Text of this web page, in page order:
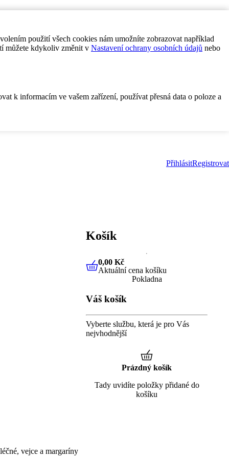
použití všech cookies nám umožníte zobrazovat například
můžete kdykoliv změnit v Nastavení ochrany osobních údajů nebo
k informacím ve vašem zařízení, používat přesná data o poloze a
PřihlásitRegistrovat
vejce a margaríny
Košík
0,00 KčAktuální cena košíku
0,00 Kč
Aktuální cena košíku
Pokladna
Váš košík
Vyberte službu, která je pro Vás
nejvhodnější
Prázdný košík
Tady uvidíte položky přidané do
košíku